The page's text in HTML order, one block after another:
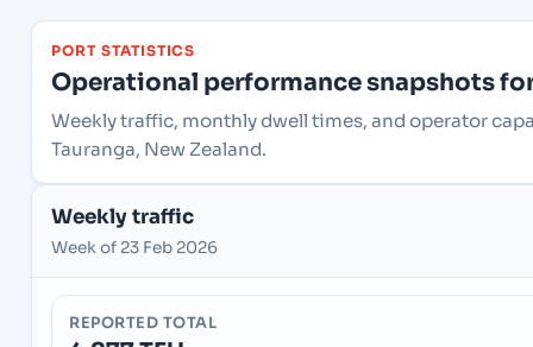
PORT STATISTICS
Operational performance snapshots
Weekly traffic, monthly dwell times, and operator
Tauranga, New Zealand.
Weekly traffic
Week of 23 Feb 2026
REPORTED TOTAL